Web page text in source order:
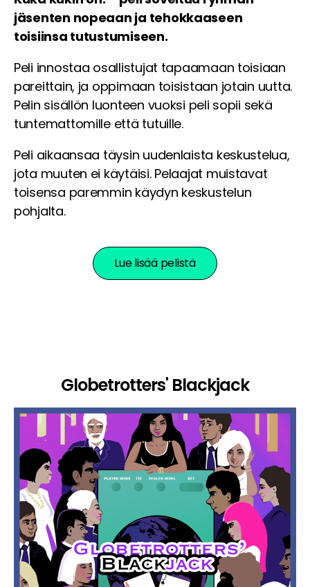
jäsenten nopeaan ja tehokkaaseen
toisiinsa tutustumiseen.
Peli innostaa osallistujat tapaamaan toisiaan
pareittain, ja oppimaan toisistaan jotain uutta.
Pelin sisällön luonteen vuoksi peli sopii sekä
tuntemattomille että tutuille.
Peli aikaansaa täysin uudenlaista keskustelua,
jota muuten ei käytäisi. Pelaajat muistavat
toisensa paremmin käydyn keskustelun
pohjalta.
Lue lisää pelistä
Globetrotters' Blackjack